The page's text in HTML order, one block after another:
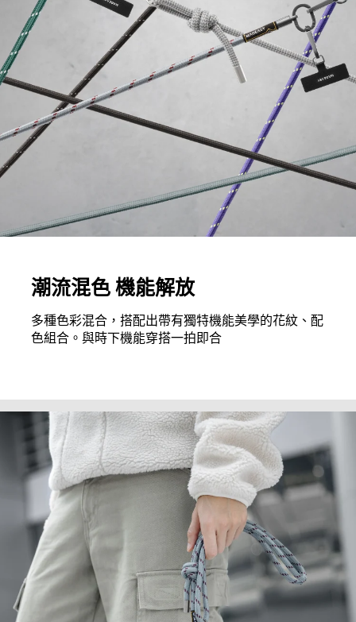
潮流混色 機能解放
多種色彩混合，搭配出帶有獨特機能美學的花紋、配
色組合。與時下機能穿搭一拍即合